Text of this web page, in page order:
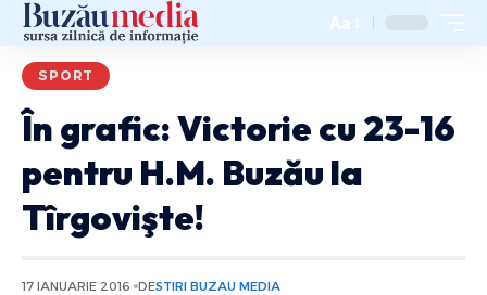
Aa
SPORT
În grafic: Victorie cu 23-16
pentru H.M. Buzău la
Tîrgovişte!
17 IANUARIE 2016 DESTIRI BUZAU MEDIA